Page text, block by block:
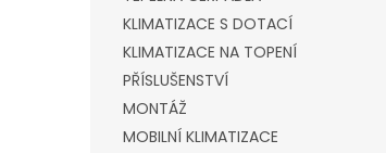
KLIMATIZACE S DOTACÍ
KLIMATIZACE NA TOPENÍ
PŘÍSLUŠENSTVÍ
MONTÁŽ
MOBILNÍ KLIMATIZACE